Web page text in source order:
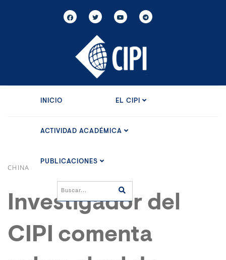
INICIO EL CIPI
ACTIVIDAD ACADÉMICA
PUBLICACIONES
CHINA
Investigador del
CIPI comenta